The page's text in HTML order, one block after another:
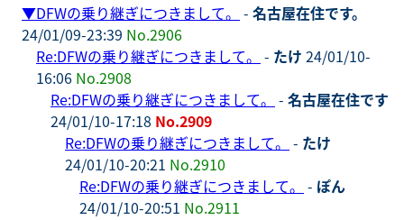
▼DFWの乗り継ぎにつきまして。 - 名古屋在住です。
24/01/09-23:39 No.2906
Re:DFWの乗り継ぎにつきまして。 - たけ 24/01/10-
16:06 No.2908
Re:DFWの乗り継ぎにつきまして。 - 名古屋在住です
24/01/10-17:18 No.2909
Re:DFWの乗り継ぎにつきまして。 - たけ
24/01/10-20:21 No.2910
Re:DFWの乗り継ぎにつきまして。 - ぽん
24/01/10-20:51 No.2911